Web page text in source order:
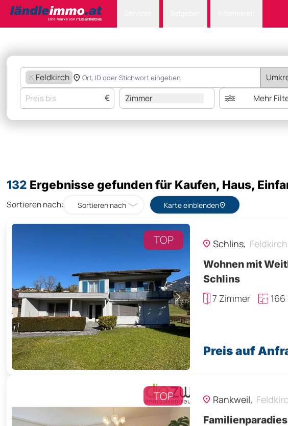
Feldkirch
€
Zimmer Mehr
132 Ergebnisse gefunden für Kaufen, Haus,
Sortieren nach: Sortieren nach Karte einblenden
TOP Schlins,
Wohnen mit
Schlins
7 Zimmer
166
Preis auf
TOP Rankweil,